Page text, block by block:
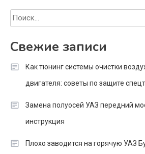
Свежие записи
Как тюнинг системы очистки
двигателя: советы по защите
Замена полуосей УАЗ передний
инструкция
Плохо заводится на горячую УАЗ